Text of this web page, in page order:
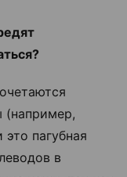
(например,
пагубная
в